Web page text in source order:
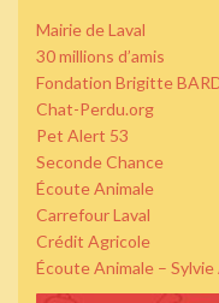
Mairie de Laval
30 millions d’amis
Fondation Brigitte
Chat-Perdu.org
Pet Alert 53
Seconde Chance
Écoute Animale
Carrefour Laval
Crédit Agricole
Écoute Animale – Sylvie